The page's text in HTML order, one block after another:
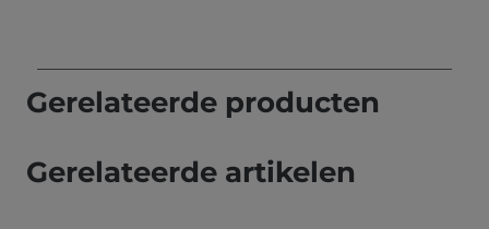
Gerelateerde producten
Gerelateerde artikelen